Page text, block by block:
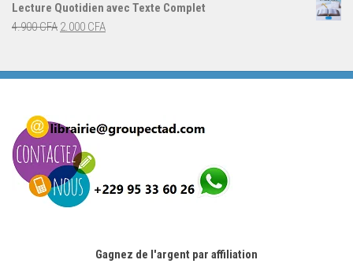
4.900 CFA.
Lecture Quotidien avec Texte Complet
4.900CFA Le
était :
2.000 CFALe
est :
Gagnez de l'argent par affiliation